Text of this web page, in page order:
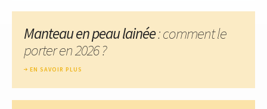
Manteau en peau lainée: comment le
porter en 2026 ?
EN SAVOIR PLUS